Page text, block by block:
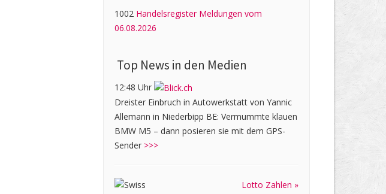
1002 Handelsregister Meldungen vom
06.08.2026
Top News in den Medien
12:48 Uhr
Dreister Einbruch in Autowerkstatt von Yannic
Allemann in Niederbipp BE: Vermummte klauen
BMW M5 – dann posieren sie mit dem GPS-
Sender >>>
Lotto Zahlen »